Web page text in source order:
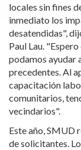
locales sin fines
inmediato los
desatendidas",
Paul Lau.
podamos ayudar
precedentes. Al
capacitación
comunitarios,
vecindarios".
Este año, SMUD
de solicitantes.